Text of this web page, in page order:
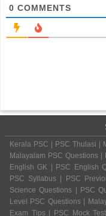
0 COMMENTS
Kerala PSC | PSC Thulasi |
Malayalam PSC Questions |
English GK | PSC English
PSC Syllabus | PSC
Science Questions | PSC
Level PSC Questions |
Exam Tips | PSC Mock